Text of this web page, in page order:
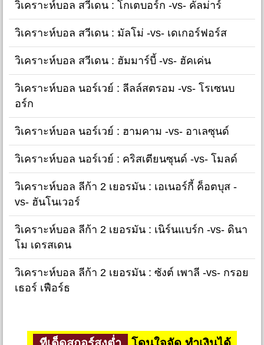
วิเคราะห์บอล สวีเดน : โกเตบอร์ก -vs- คัลม่าร์
วิเคราะห์บอล สวีเดน : มัลโม่ -vs- เดเกอร์ฟอร์ส
วิเคราะห์บอล สวีเดน : ฮัมมาร์บี้ -vs- ฮัคเค่น
วิเคราะห์บอล นอร์เวย์ : ลีลล์สตรอม -vs- โรเซนบ
อร์ก
วิเคราะห์บอล นอร์เวย์ : ฮามคาม -vs- อาเลซุนด์
วิเคราะห์บอล นอร์เวย์ : คริสเตียนซุนด์ -vs- โมลด์
วิเคราะห์บอล ลีก้า 2 เยอรมัน : เอเนอร์กี้ ค็อตบุส -
vs- ฮันโนเวอร์
วิเคราะห์บอล ลีก้า 2 เยอรมัน : เนิร์นแบร์ก -vs- ดินา
โม เดรสเดน
วิเคราะห์บอล ลีก้า 2 เยอรมัน : ซังต์ เพาลี -vs- กรอย
เธอร์ เฟือร์ธ